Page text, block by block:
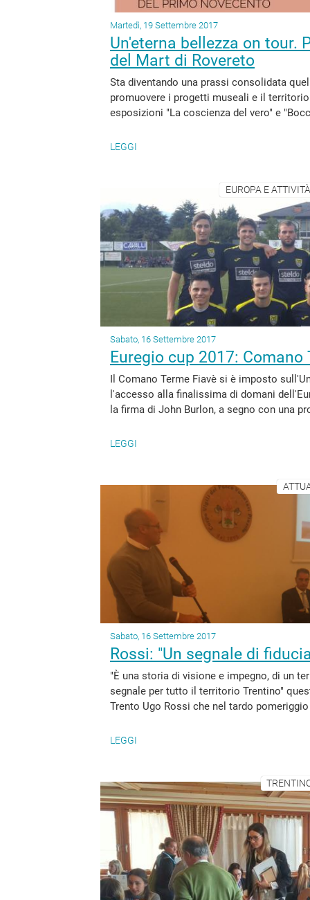
Martedì, 19 Settembre 2017
Un'eterna bellezza on
del Mart di Rovereto
Sta diventando una prassi consolidata
promuovere i progetti museali e il
esposizioni "La coscienza del vero" e
LEGGI
EUROPA E
Sabato, 16 Settembre 2017
Euregio cup 2017:
Il Comano Terme Fiavè si è imposto
l'accesso alla finalissima di domani
la firma di John Burlon, a segno con una
LEGGI
Sabato, 16 Settembre 2017
Rossi: "Un segnale di
"È una storia di visione e impegno, di un
segnale per tutto il territorio Trentino"
Trento Ugo Rossi che nel tardo
LEGGI